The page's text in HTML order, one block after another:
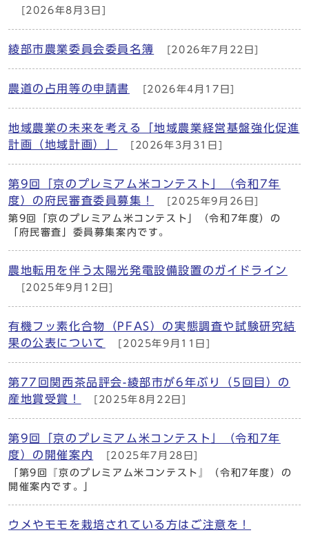
[2026年8月3日]
綾部市農業委員会委員名簿 [2026年7月22日]
農道の占用等の申請書 [2026年4月17日]
地域農業の未来を考える「地域農業経営基盤強化促進
計画（地域計画）」
[2026年3月31日]
第9回「京のプレミアム米コンテスト」（令和7年
度）の府民審査委員募集！
[2025年9月26日]
第9回「京のプレミアム米コンテスト」（令和7年度）の
「府民審査」委員募集案内です。
農地転用を伴う太陽光発電設備設置のガイドライン
[2025年9月12日]
有機フッ素化合物（PFAS）の実態調査や試験研究結
果の公表について
[2025年9月11日]
第77回関西茶品評会-綾部市が6年ぶり（5回目）の
産地賞受賞！
[2025年8月22日]
第9回「京のプレミアム米コンテスト」（令和7年
度）の開催案内
[2025年7月28日]
「第9回『京のプレミアム米コンテスト』（令和7年度）の
開催案内です。」
ウメやモモを栽培されている方はご注意を！